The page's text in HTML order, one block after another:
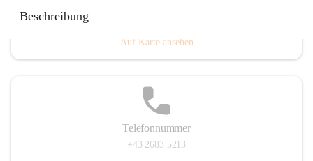
Beschreibung
Auf Karte ansehen
Telefonnummer
+43 2683 5213